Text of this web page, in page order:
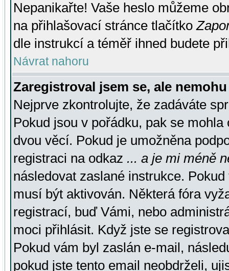
Nepanikařte! Vaše heslo můžeme
na přihlašovací stránce tlačítko
dle instrukcí a téměř ihned budete
Návrat nahoru
Zaregistroval jsem se, ale
Nejprve zkontrolujte, že zadáváte
Pokud jsou v pořádku, pak se
dvou věcí. Pokud je umožněna
registraci na odkaz ... a je mi méně
následovat zaslané instrukce.
musí být aktivován. Některá fóra
registrací, buď Vámi, nebo
moci přihlásit. Když jste se
Pokud vám byl zaslán e-mail,
pokud jste tento email neobdrželi,